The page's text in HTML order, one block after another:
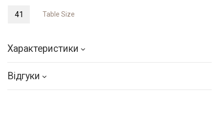
41 Table Size
Характеристики
Відгуки